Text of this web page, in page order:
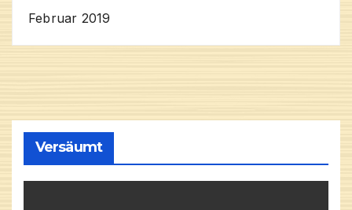
Februar 2019
Versäumt